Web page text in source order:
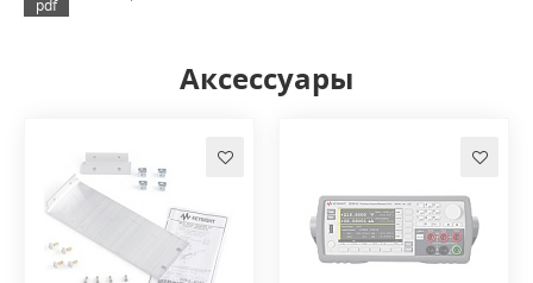
Аксессуары